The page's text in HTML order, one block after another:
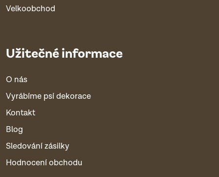
Velkoobchod
Užitečné informace
O nás
Vyrábíme psí dekorace
Kontakt
Blog
Sledování zásilky
Hodnocení obchodu